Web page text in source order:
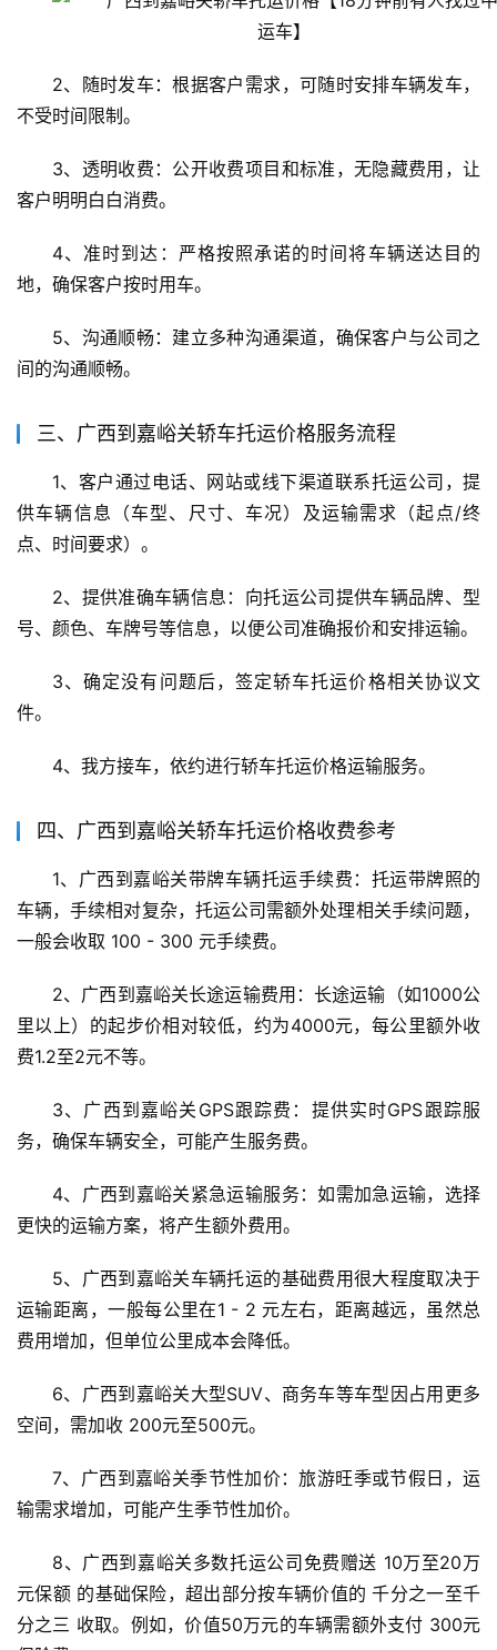
2、随时发车：根据客户需求，可随时安排车辆发车，
不受时间限制。
3、透明收费：公开收费项目和标准，无隐藏费用，让
客户明明白白消费。
4、准时到达：严格按照承诺的时间将车辆送达目的
地，确保客户按时用车。
5、沟通顺畅：建立多种沟通渠道，确保客户与公司之
间的沟通顺畅。
三、广西到嘉峪关轿车托运价格服务流程
1、客户通过电话、网站或线下渠道联系托运公司，提
供车辆信息（车型、尺寸、车况）及运输需求（起点/终
点、时间要求）。
2、提供准确车辆信息：向托运公司提供车辆品牌、型
号、颜色、车牌号等信息，以便公司准确报价和安排运输。
3、确定没有问题后，签定轿车托运价格相关协议文
件。
4、我方接车，依约进行轿车托运价格运输服务。
四、广西到嘉峪关轿车托运价格收费参考
1、广西到嘉峪关带牌车辆托运手续费：托运带牌照的
车辆，手续相对复杂，托运公司需额外处理相关手续问题，
一般会收取 100 - 300 元手续费。
2、广西到嘉峪关长途运输费用：长途运输（如1000公
里以上）的起步价相对较低，约为4000元，每公里额外收
费1.2至2元不等。
3、广西到嘉峪关GPS跟踪费：提供实时GPS跟踪服
务，确保车辆安全，可能产生服务费。
4、广西到嘉峪关紧急运输服务：如需加急运输，选择
更快的运输方案，将产生额外费用。
5、广西到嘉峪关车辆托运的基础费用很大程度取决于
运输距离，一般每公里在1 - 2 元左右，距离越远，虽然总
费用增加，但单位公里成本会降低。
6、广西到嘉峪关大型SUV、商务车等车型因占用更多
空间，需加收 200元至500元。
7、广西到嘉峪关季节性加价：旅游旺季或节假日，运
输需求增加，可能产生季节性加价。
8、广西到嘉峪关多数托运公司免费赠送 10万至20万
元保额 的基础保险，超出部分按车辆价值的 千分之一至千
分之三 收取。例如，价值50万元的车辆需额外支付 300元